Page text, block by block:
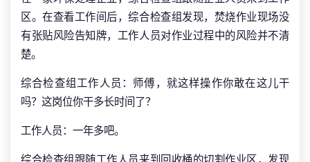
区。在查看工作间后，综合检查组发现，焚烧作业现场没
有张贴风险告知牌，工作人员对作业过程中的风险并不清
楚。
综合检查组工作人员：师傅，就这样操作你敢在这儿干
吗？这岗位你干多长时间了？
工作人员：一年多吧。
综合检查组跟随工作人员来到回收桶的切割作业区，发现